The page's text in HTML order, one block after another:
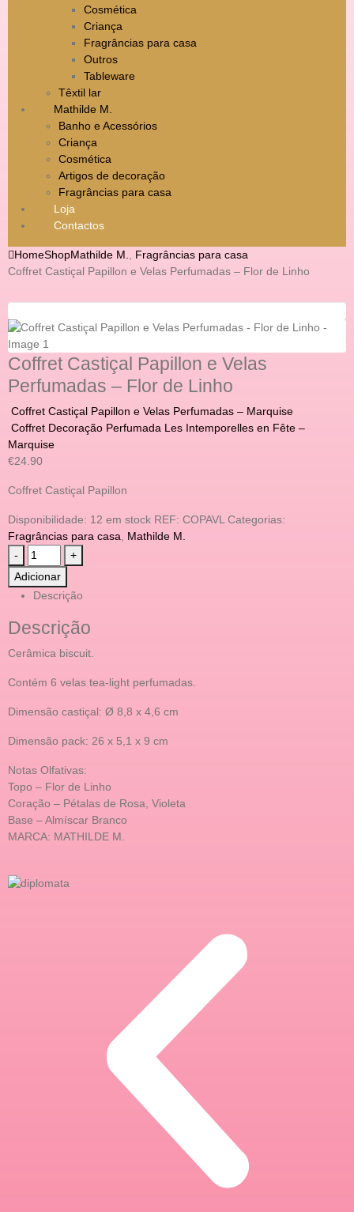
Cosmética
Criança
Fragrâncias para casa
Outros
Tableware
Têxtil lar
Mathilde M.
Banho e Acessórios
Criança
Cosmética
Artigos de decoração
Fragrâncias para casa
Loja
Contactos
HomeShopMathilde M.
Fragrâncias para casa
Coffret Castiçal Papillon e Velas Perfumadas – Flor de Linho
Coffret Castiçal Papillon e Velas
Perfumadas – Flor de Linho
Coffret Castiçal Papillon e Velas Perfumadas – Marquise
Coffret Decoração Perfumada Les Intemporelles en Fête –
Marquise
€24.90
Coffret Castiçal Papillon
Disponibilidade: 12 em stock REF: COPAVL Categorias:
Fragrâncias para casa
Mathilde M.
-
+
Adicionar
Descrição
Descrição
Cerâmica biscuit.
Contém 6 velas tea-light perfumadas.
Dimensão castiçal: Ø 8,8 x 4,6 cm
Dimensão pack: 26 x 5,1 x 9 cm
Notas Olfativas:
Topo – Flor de Linho
Coração – Pétalas de Rosa, Violeta
Base – Almíscar Branco
MARCA: MATHILDE M.